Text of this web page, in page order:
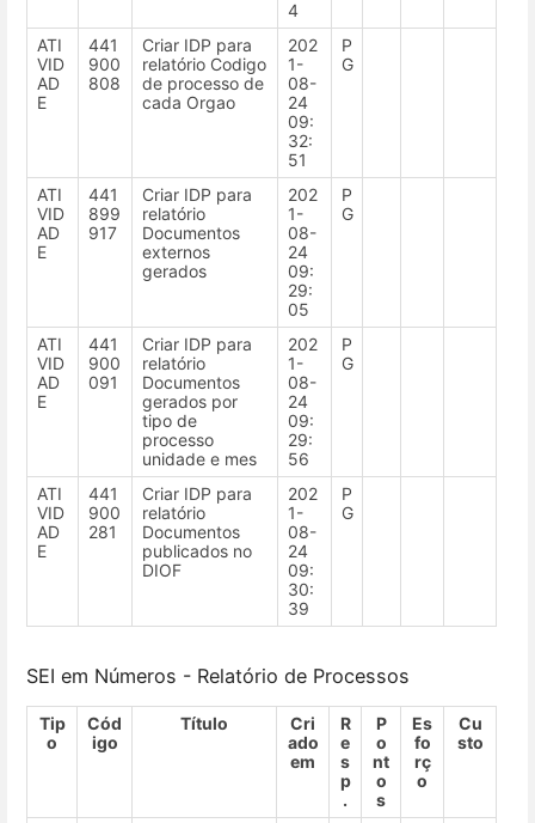
4
ATI
VID
AD
E
441
900
808
Criar IDP para
relatório Codigo
de processo de
cada Orgao
202
1-
08-
24
09:
32:
51
P
G
ATI
VID
AD
E
441
899
917
Criar IDP para
relatório
Documentos
externos
gerados
202
1-
08-
24
09:
29:
05
P
G
ATI
VID
AD
E
441
900
091
Criar IDP para
relatório
Documentos
gerados por
tipo de
processo
unidade e mes
202
1-
08-
24
09:
29:
56
P
G
ATI
VID
AD
E
441
900
281
Criar IDP para
relatório
Documentos
publicados no
DIOF
202
1-
08-
24
09:
30:
39
P
G
SEI em Números - Relatório de Processos
Tip
o
Cód
igo
Título
Cri
ado
em
R
e
s
p
.
P
o
nt
o
s
Es
fo
rç
o
Cu
sto